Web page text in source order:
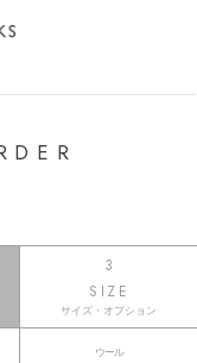
3
SIZE
サイズ・オプション
ウール